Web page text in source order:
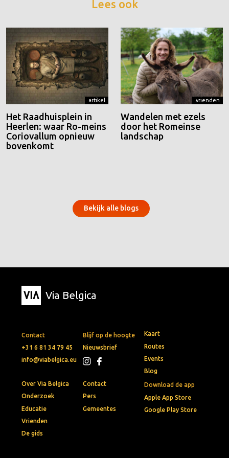
Lees ook
artikel
Het Raadhuisplein in
Heerlen: waar Ro-meins
Coriovallum opnieuw
bovenkomt
vrienden
Wandelen met ezels
door het Romeinse
landschap
Bekijk alle blogs
Via Belgica
Contact
+31 6 81 34 79 45
info@viabelgica.eu
Blijf op de hoogte
Nieuwsbrief
Download de app
Apple App Store
Google Play Store
Kaart
Routes
Events
Blog
Over Via Belgica
Onderzoek
Educatie
Vrienden
De gids
Contact
Pers
Gemeentes